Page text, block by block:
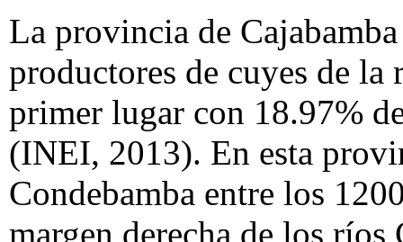
La provincia de
productores de cuyes de la
primer lugar con 18.97%
(INEI, 2013). En esta
Condebamba entre los
margen derecha de los